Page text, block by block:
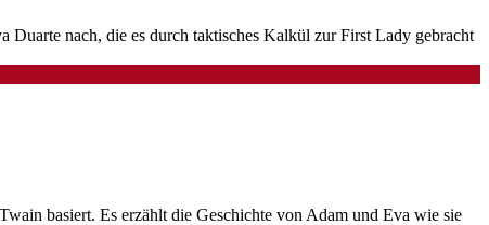
nach, die es durch taktisches Kalkül zur First Lady gebracht
basiert. Es erzählt die Geschichte von Adam und Eva wie sie